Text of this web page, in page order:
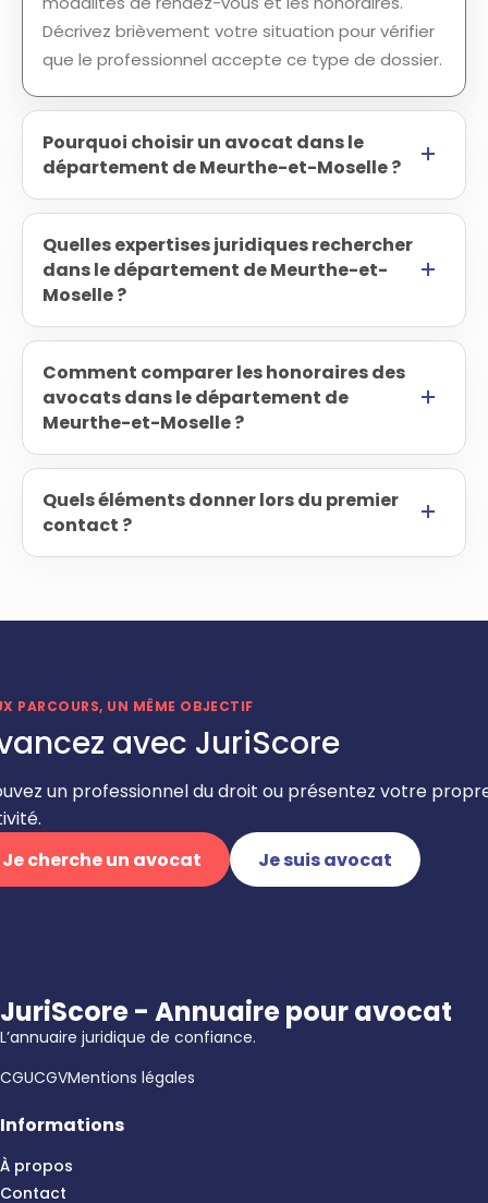
Décrivez brièvement votre situation pour vérifier
que le professionnel accepte ce type de dossier.
Pourquoi choisir un avocat dans le
département de Meurthe-et-Moselle ?
Quelles expertises juridiques rechercher
dans le département de Meurthe-et-
Moselle ?
Comment comparer les honoraires des
avocats dans le département de
Meurthe-et-Moselle ?
Quels éléments donner lors du premier
contact ?
PARCOURS, UN MÊME OBJECTIF
avec JuriScore
un professionnel du droit ou présentez votre
Je cherche un avocat
Je suis avocat
JuriScore - Annuaire pour avocat
L’annuaire juridique de confiance.
CGUCGVMentions légales
Informations
À propos
Contact